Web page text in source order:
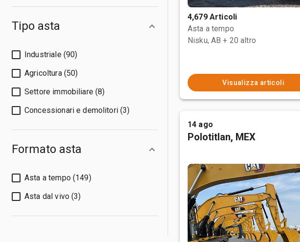
Tipo asta
Industriale (90)
Agricoltura (50)
Settore immobiliare (8)
Concessionari e demolitori (3)
Formato asta
Asta a tempo (149)
Asta dal vivo (3)
4,679 Articoli
Asta a tempo
Nisku, AB + 20 altro
Visualizza articoli
14 ago
Polotitlan, MEX